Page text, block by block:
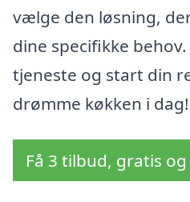
vælge den løsning,
dine specifikke
tjeneste og start din
drømme køkken i dag!
Få 3 tilbud, gratis